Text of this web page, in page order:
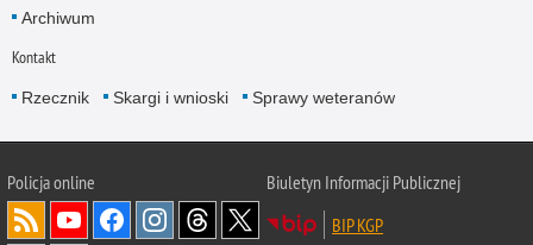
Archiwum
Kontakt
Rzecznik Skargi i wnioski Sprawy weteranów
Policjaonline
Biuletyn Informacji Publicznej
BIP KGP